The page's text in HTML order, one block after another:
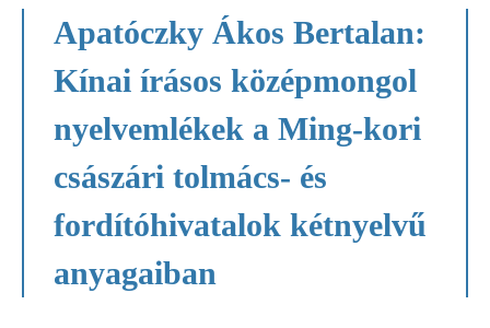
Apatóczky Ákos Bertalan:
Kínai írásos középmongol
nyelvemlékek a Ming-kori
császári tolmács- és
fordítóhivatalok kétnyelvű
anyagaiban